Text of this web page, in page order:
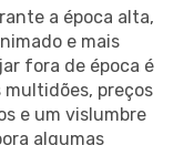
a época alta,
e mais
fora de época é
preços
e um vislumbre
algumas